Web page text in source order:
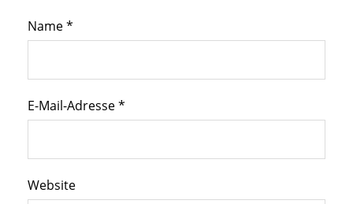
Name*
E-Mail-Adresse*
Website